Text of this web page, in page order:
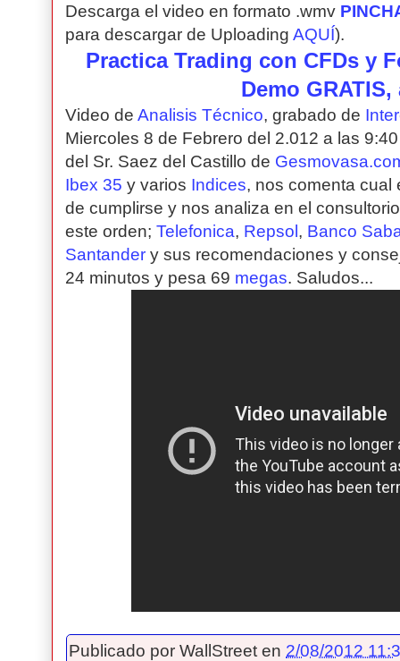
Descarga el video en formato .wmv
para descargar de UploadingAQUÍ).
Practica Trading con CFDs y
Demo
Video deAnalisis Técnico, grabado de
Miercoles 8 de Febrero del 2.012 a las
del Sr. Saez del Castillo de
Ibex 35 y varios Indices, nos comenta cual
de cumplirse y nos analiza en el
este orden;Telefonica, Repsol , Banco
Santander y sus recomendaciones y
24 minutos y pesa 69 megas. Saludos...
Publicado porWallStreet en 2/08/2012